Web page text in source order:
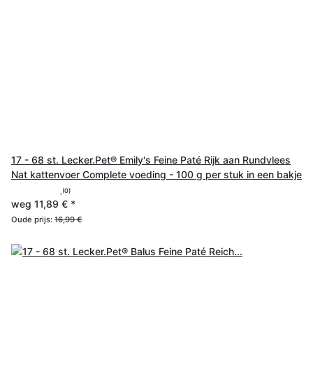
17 - 68 st. Lecker.Pet® Emily's Feine Paté Rijk aan Rundvlees
Nat kattenvoer Complete voeding - 100 g per stuk in een bakje
(0)
weg 11,89 € *
Oude prijs: 16,99 €